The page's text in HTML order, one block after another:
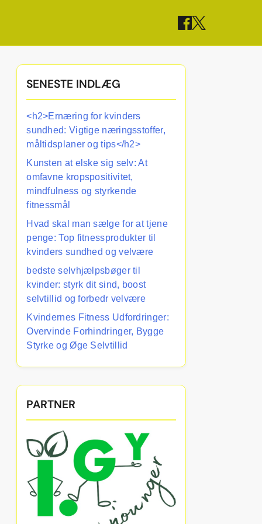
SENESTE INDLÆG
<h2>Ernæring for kvinders
sundhed: Vigtige næringsstoffer,
måltidsplaner og tips</h2>
Kunsten at elske sig selv: At
omfavne kropspositivitet,
mindfulness og styrkende
fitnessmål
Hvad skal man sælge for at tjene
penge: Top fitnessprodukter til
kvinders sundhed og velvære
bedste selvhjælpsbøger til
kvinder: styrk dit sind, boost
selvtillid og forbedr velvære
Kvindernes Fitness Udfordringer:
Overvinde Forhindringer, Bygge
Styrke og Øge Selvtillid
PARTNER